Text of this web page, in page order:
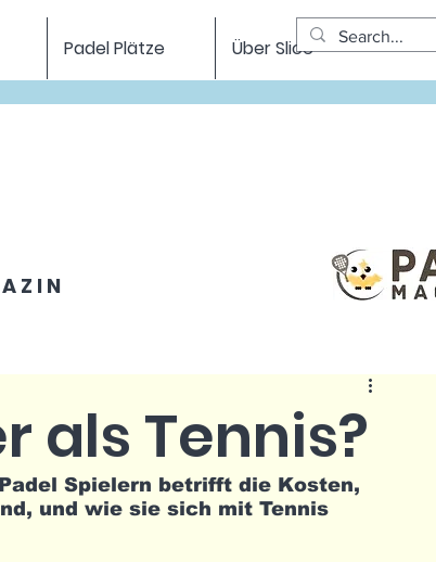
Padel Plätze Über Slice
Z I N
als Tennis?
Spielern betrifft die Kosten,
und wie sie sich mit Tennis